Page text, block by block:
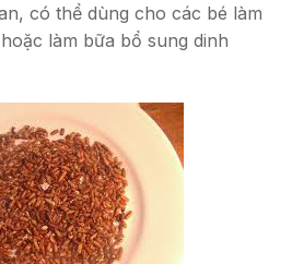
có thể dùng cho các bé làm
làm bữa bổ sung dinh